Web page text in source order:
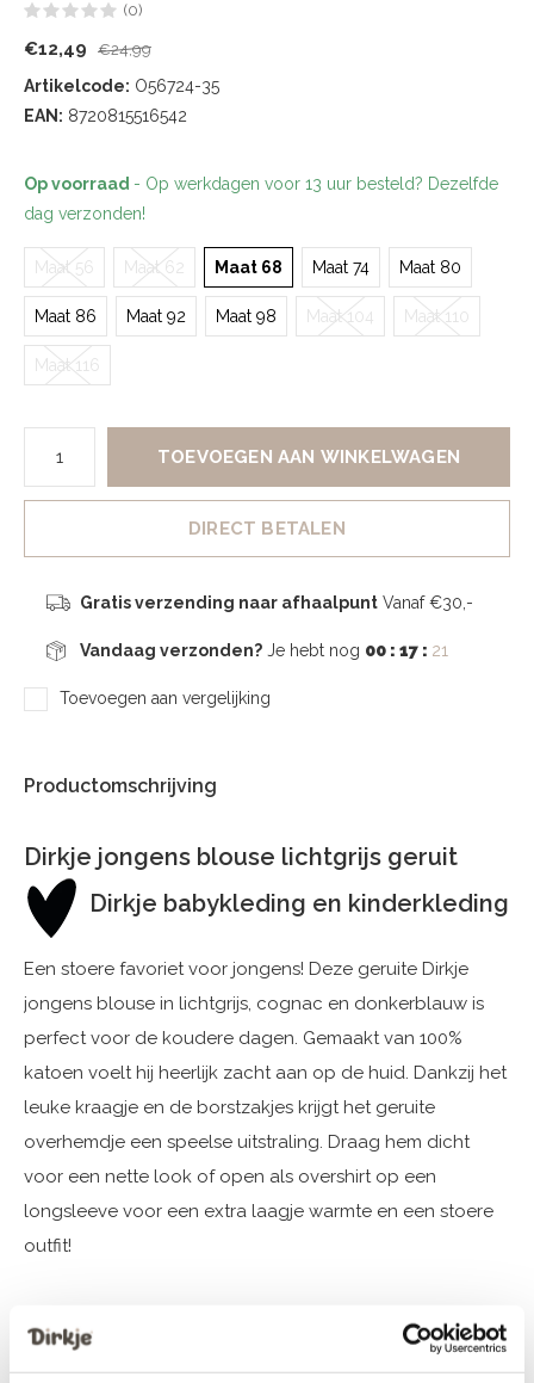
(0)
€12,49 €24,99
Artikelcode: O56724-35
EAN: 8720815516542
Op voorraad - Op werkdagen voor 13 uur besteld? Dezelfde
dag verzonden!
Maat 56 Maat 62 Maat 68 Maat 74 Maat 80
Maat 86 Maat 92 Maat 98 Maat 104 Maat 110
Maat 116
TOEVOEGEN AAN WINKELWAGEN
DIRECT BETALEN
Gratis verzending naar afhaalpuntVanaf €30,-
Vandaag verzonden?Je hebt nog 00 : 17 : 20
Toevoegen aan vergelijking
Productomschrijving
Dirkje jongens blouse lichtgrijs geruit
Dirkje babykleding en kinderkleding
Een stoere favoriet voor jongens! Deze geruite Dirkje
jongens blouse in lichtgrijs, cognac en donkerblauw is
perfect voor de koudere dagen. Gemaakt van 100%
katoen voelt hij heerlijk zacht aan op de huid. Dankzij het
leuke kraagje en de borstzakjes krijgt het geruite
overhemdje een speelse uitstraling. Draag hem dicht
voor een nette look of open als overshirt op een
longsleeve voor een extra laagje warmte en een stoere
outfit!
Specificaties
Merk: Dirkje